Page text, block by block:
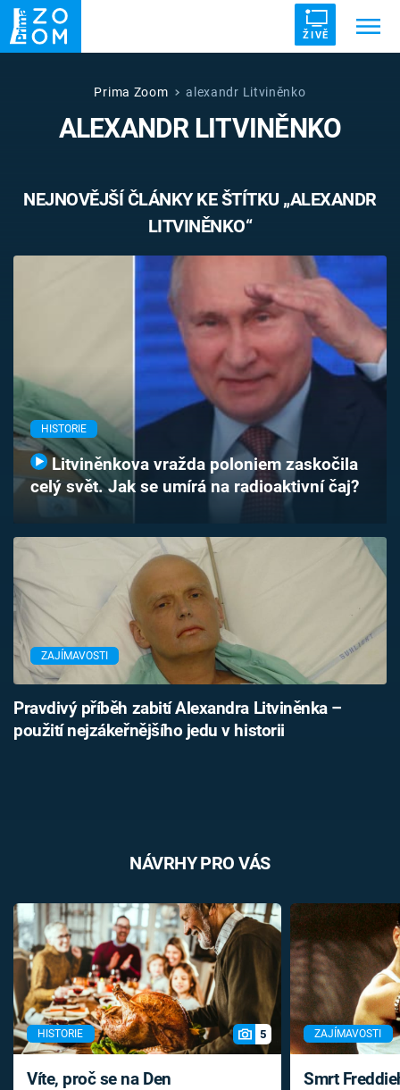
ŽIVĚ
ZRÁDCI UFO DRUHÁ SVĚTOVÁ VÁLKA
ZÁHADY VETŘELCI DÁVNOVĚKU
TV Program
Časopis
Sledujte prima+
Sledujte nás
Prima Zoom alexandr Litviněnko
ALEXANDR LITVINĚNKO
NEJNOVĚJŠÍ ČLÁNKY KE ŠTÍTKU „ALEXANDR
LITVINĚNKO“
HISTORIE
Litviněnkova vražda poloniem zaskočila
celý svět. Jak se umírá na radioaktivní čaj?
ZAJÍMAVOSTI
Pravdivý příběh zabití Alexandra Litviněnka –
použití nejzákeřnějšího jedu v historii
NÁVRHY PRO VÁS
HISTORIE 5
Víte, proč se na Den
ZAJÍMAVOSTI
Smrt